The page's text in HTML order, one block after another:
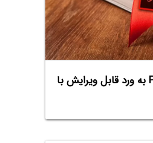
کانورت کردن PDF به ورد قابل ویرایش با